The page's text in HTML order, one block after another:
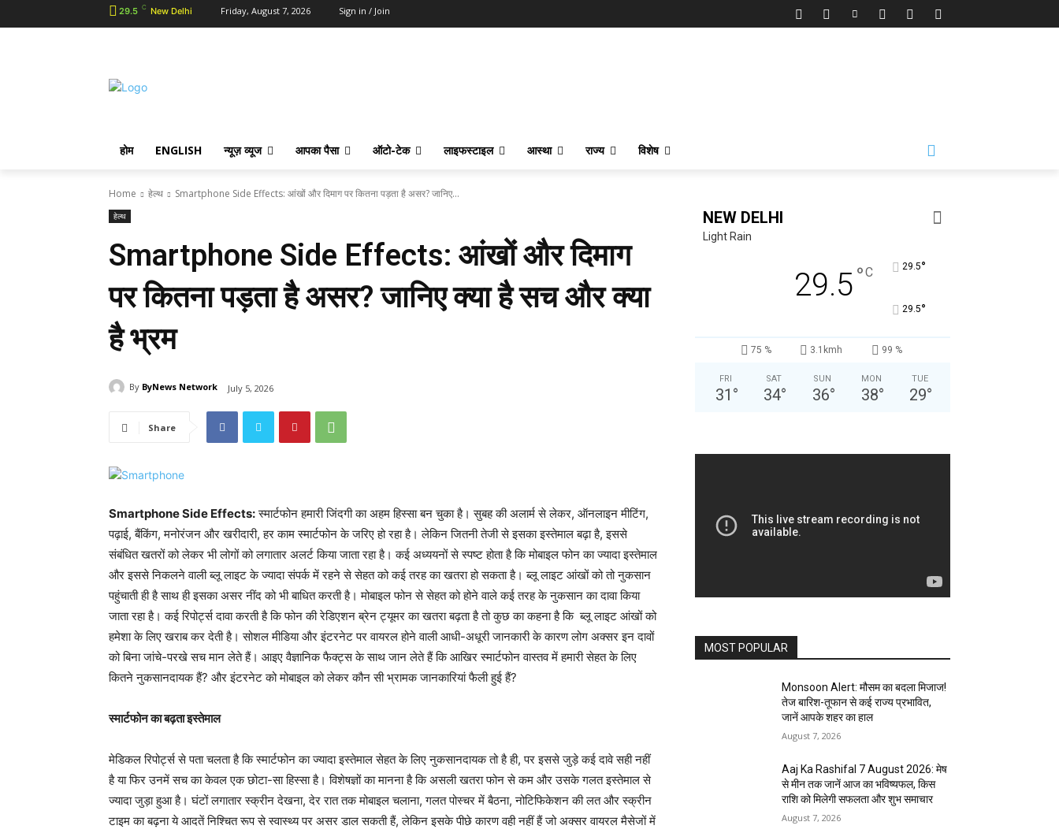
29.5 C New Delhi Friday, August 7, 2026 Sign in / Join
होम ENGLISH न्यूज़ व्यूज आपका पैसा ऑटो-टेक लाइफस्टाइल आस्था राज्य विशेष
Home हेल्थ Smartphone Side Effects: आंखों और दिमाग पर कितना पड़ता है असर? जानिए...
हेल्थ
Smartphone Side Effects: आंखों और दिमाग
पर कितना पड़ता है असर? जानिए क्या है सच और क्या
है भ्रम
By ByNews Network July 5, 2026
Share
Smartphone Side Effects:स्मार्टफोन हमारी जिंदगी का अहम हिस्सा बन चुका है। सुबह की अलार्म से लेकर, ऑनलाइन मीटिंग,
पढ़ाई, बैंकिंग, मनोरंजन और खरीदारी, हर काम स्मार्टफोन के जरिए हो रहा है। लेकिन जितनी तेजी से इसका इस्तेमाल बढ़ा है, इससे
संबंधित खतरों को लेकर भी लोगों को लगातार अलर्ट किया जाता रहा है। कई अध्ययनों से स्पष्ट होता है कि मोबाइल फोन का ज्यादा इस्तेमाल
और इससे निकलने वाली ब्लू लाइट के ज्यादा संपर्क में रहने से सेहत को कई तरह का खतरा हो सकता है। ब्लू लाइट आंखों को तो नुकसान
पहुंचाती ही है साथ ही इसका असर नींद को भी बाधित करती है। मोबाइल फोन से सेहत को होने वाले कई तरह के नुकसान का दावा किया
जाता रहा है। कई रिपोर्ट्स दावा करती है कि फोन की रेडिएशन ब्रेन ट्यूमर का खतरा बढ़ता है तो कुछ का कहना है कि ब्लू लाइट आंखों को
हमेशा के लिए खराब कर देती है। सोशल मीडिया और इंटरनेट पर वायरल होने वाली आधी-अधूरी जानकारी के कारण लोग अक्सर इन दावों
को बिना जांचे-परखे सच मान लेते हैं। आइए वैज्ञानिक फैक्ट्स के साथ जान लेते हैं कि आखिर स्मार्टफोन वास्तव में हमारी सेहत के लिए
कितने नुकसानदायक हैं? और इंटरनेट को मोबाइल को लेकर कौन सी भ्रामक जानकारियां फैली हुई हैं?
स्मार्टफोन का बढ़ता इस्तेमाल
मेडिकल रिपोर्ट्स से पता चलता है कि स्मार्टफोन का ज्यादा इस्तेमाल सेहत के लिए नुकसानदायक तो है ही, पर इससे जुड़े कई दावे सही नहीं
है या फिर उनमें सच का केवल एक छोटा-सा हिस्सा है। विशेषज्ञों का मानना है कि असली खतरा फोन से कम और उसके गलत इस्तेमाल से
ज्यादा जुड़ा हुआ है। घंटों लगातार स्क्रीन देखना, देर रात तक मोबाइल चलाना, गलत पोस्चर में बैठना, नोटिफिकेशन की लत और स्क्रीन
टाइम का बढ़ना ये आदतें निश्चित रूप से स्वास्थ्य पर असर डाल सकती हैं, लेकिन इसके पीछे कारण वही नहीं हैं जो अक्सर वायरल मैसेजों में
NEW DELHI
Light Rain
29.5°C 29.5°
29.5°
75 % 3.1kmh 99 %
FRI
31 °
SAT
34°
SUN
36°
MON
38°
TUE
29°
MOST POPULAR
Monsoon Alert: मौसम का बदला मिजाज!
तेज बारिश-तूफान से कई राज्य प्रभावित,
जानें आपके शहर का हाल
August 7, 2026
Aaj Ka Rashifal 7 August 2026: मेष
से मीन तक जानें आज का भविष्यफल, किस
राशि को मिलेगी सफलता और शुभ समाचार
August 7, 2026